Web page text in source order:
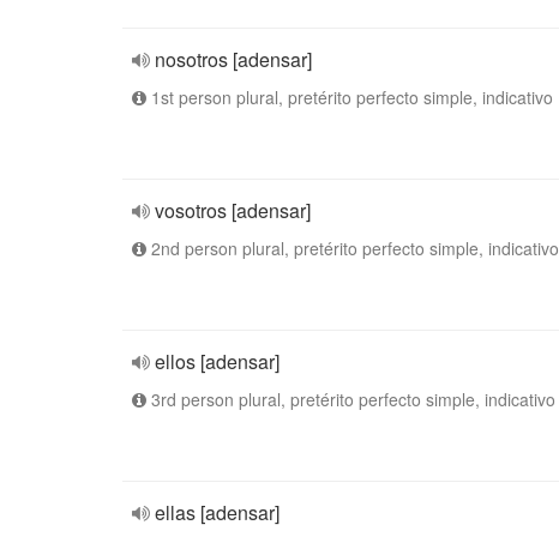
nosotros [adensar]
1st person plural, pretérito perfecto simple, indicativo
vosotros [adensar]
2nd person plural, pretérito perfecto simple, indicativo
ellos [adensar]
3rd person plural, pretérito perfecto simple, indicativo
ellas [adensar]